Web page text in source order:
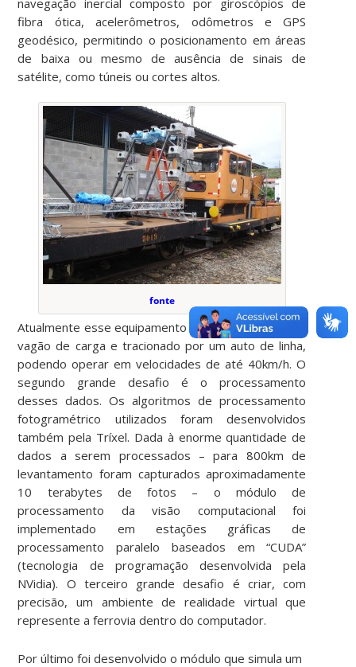
fibra ótica, acelerômetros, odômetros e GPS
geodésico, permitindo o posicionamento em áreas
de baixa ou mesmo de ausência de sinais de
satélite, como túneis ou cortes altos.
fonte
Atualmente esse equipamento é montado sobre um
vagão de carga e tracionado por um auto de linha,
podendo operar em velocidades de até 40km/h. O
segundo grande desafio é o processamento
desses dados. Os algoritmos de processamento
fotogramétrico utilizados foram desenvolvidos
também pela Tríxel. Dada à enorme quantidade de
dados a serem processados – para 800km de
levantamento foram capturados aproximadamente
10 terabytes de fotos – o módulo de
processamento da visão computacional foi
implementado em estações gráficas de
processamento paralelo baseados em “CUDA”
(tecnologia de programação desenvolvida pela
NVidia). O terceiro grande desafio é criar, com
precisão, um ambiente de realidade virtual que
represente a ferrovia dentro do computador.
Por último foi desenvolvido o módulo que simula um